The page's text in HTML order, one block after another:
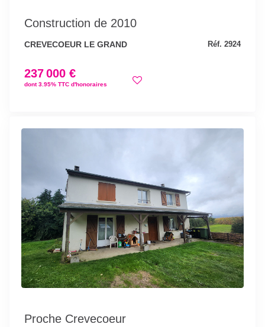
Construction de 2010
CREVECOEUR LE GRAND Réf. 2924
237 000 €
dont 3.95% TTC d'honoraires
Proche Crevecoeur